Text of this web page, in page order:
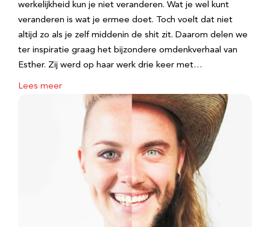
werkelijkheid kun je niet veranderen. Wat je wel kunt
veranderen is wat je ermee doet. Toch voelt dat niet
altijd zo als je zelf middenin de shit zit. Daarom delen we
ter inspiratie graag het bijzondere omdenkverhaal van
Esther. Zij werd op haar werk drie keer met…
Lees meer